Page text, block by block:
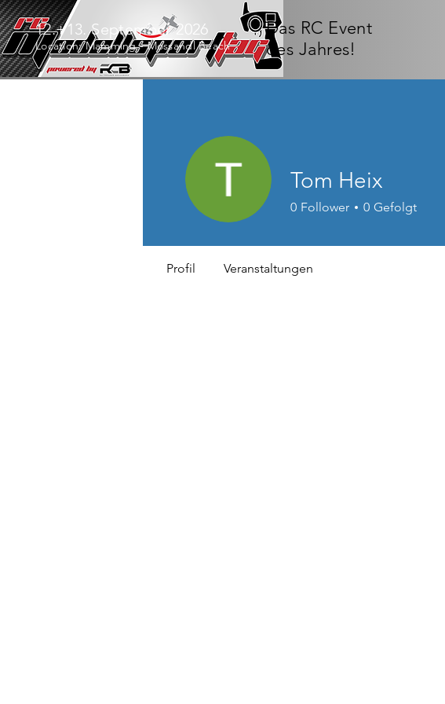
12.+13. September 2026
Location: Mamming - Mossandl Beach
Das RC Event
des Jahres!
Tom Heix
0 Follower 0 Gefolgt
Profil Veranstaltungen